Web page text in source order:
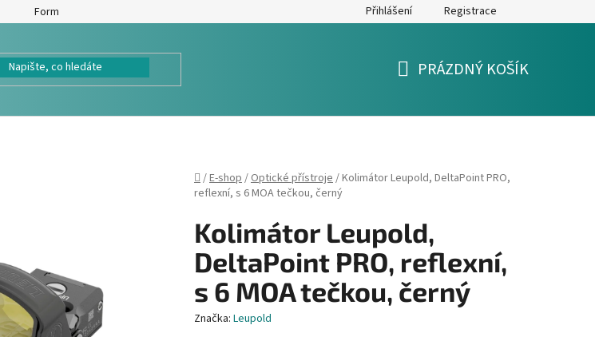
Formulář pro odstoupení od kupní smlouvy Formulář pro reklamaci a výměnu zboží Moje objednávka
Přihlášení Registrace
PRÁZDNÝ KOŠÍK
Domů
/E-shop/Optické přístroje/Kolimátor Leupold, DeltaPoint PRO,
reflexní, s 6 MOA tečkou, černý
Kolimátor Leupold,
DeltaPoint PRO, reflexní,
s 6 MOA tečkou, černý
Značka: Leupold